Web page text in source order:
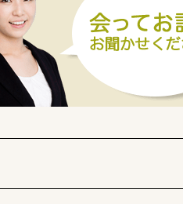
る環境作り＞
ポート企業」として、厚生労
す。
調剤・監査・投薬」の流れのル
方も勤務実績に準じて法定通
門薬剤師2名による薬剤師を鍛